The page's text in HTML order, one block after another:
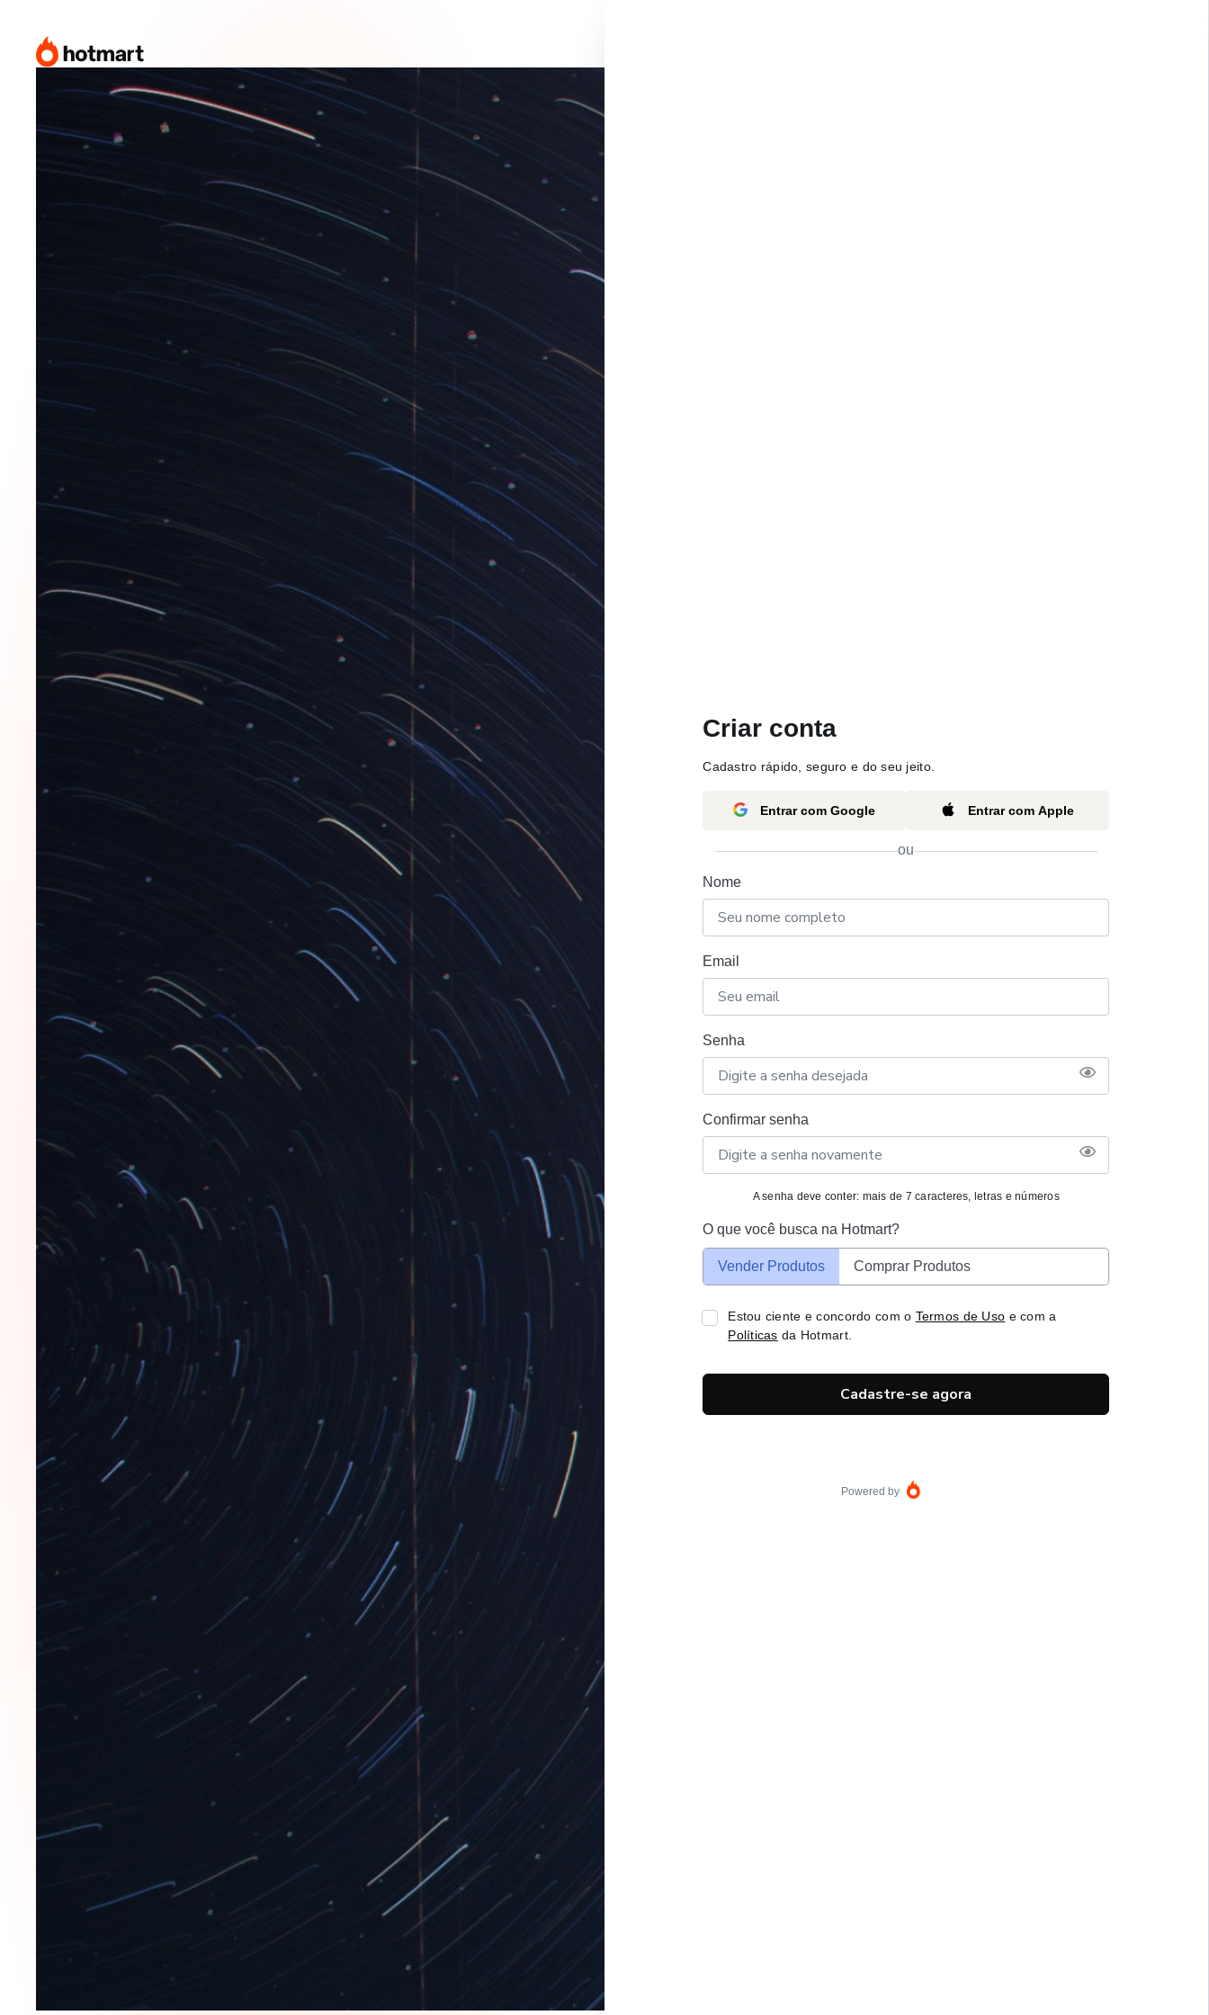
Criar conta
Cadastro rápido, seguro e do seu jeito.
Entrar com Google Entrar com Apple
ou
Nome
Email
Senha
Confirmar senha
A senha deve conter: mais de 7 caracteres, letras e números
O que você busca na Hotmart?
Vender Produtos Comprar Produtos
Estou ciente e concordo com o Termos de Uso e com a
Políticas da Hotmart.
Cadastre-se agora
Powered by